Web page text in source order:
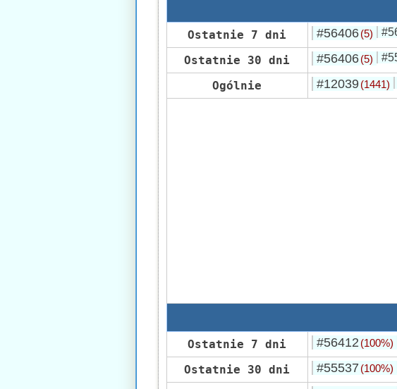
Ostatnie 7 dni
#56406 (5)
Ostatnie 30 dni #56406 (5)
Ogólnie #12039 (1441)
Ostatnie 7 dni
#56412 (100%)
Ostatnie 30 dni #55537 (100%)